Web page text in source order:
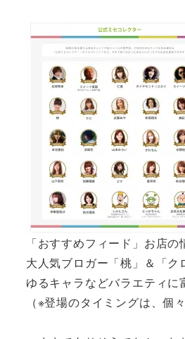
「おすすめフィード」お店
大人気ブロガー「桃」＆「
ゆるキャラなどバラエティ
（※登場のタイミングは、個